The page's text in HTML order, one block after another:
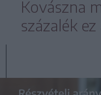
Kovászna
százalék